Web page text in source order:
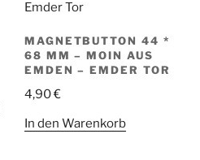
MAGNETBUTTON 44 *
68 MM – MOIN AUS
EMDEN – EMDER TOR
4,90€
In den Warenkorb